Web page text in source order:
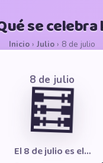
se celebra
Inicio › Julio › 8 de julio
8 de julio
🧮
El 8 de julio es el…